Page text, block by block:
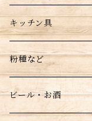
キッチン具
粉種など
ビール・お酒